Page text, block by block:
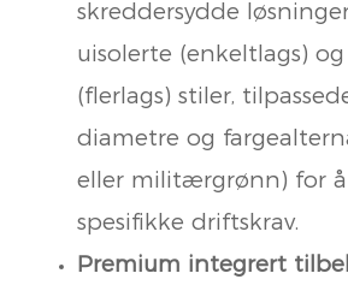
skreddersydde
uisolerte (enkeltlags)
(flerlags) stiler,
diametre og
eller militærgrønn) for
spesifikke driftskrav.
Premium integrert